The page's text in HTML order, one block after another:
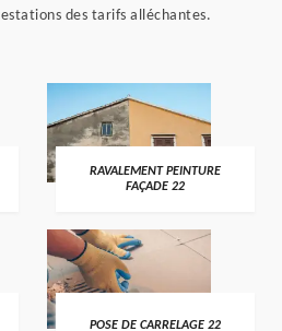
des tarifs alléchantes.
RAVALEMENT PEINTURE
FAÇADE 22
POSE DE CARRELAGE 22